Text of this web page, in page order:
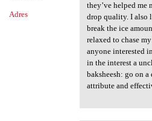
Adres
they’ve helped me
drop quality. I also
break the ice
relaxed to chase
anyone interested
in the interest a
baksheesh: go on a
attribute and